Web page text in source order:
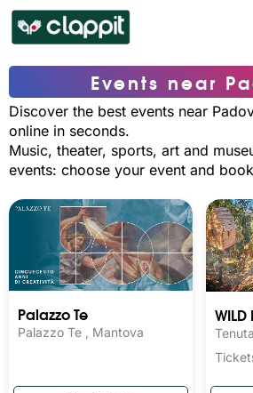
Events near
Discover the best events near
online in seconds.
Music, theater, sports, art and
events: choose your event and
Palazzo Te
Palazzo Te , Mantova
WILD